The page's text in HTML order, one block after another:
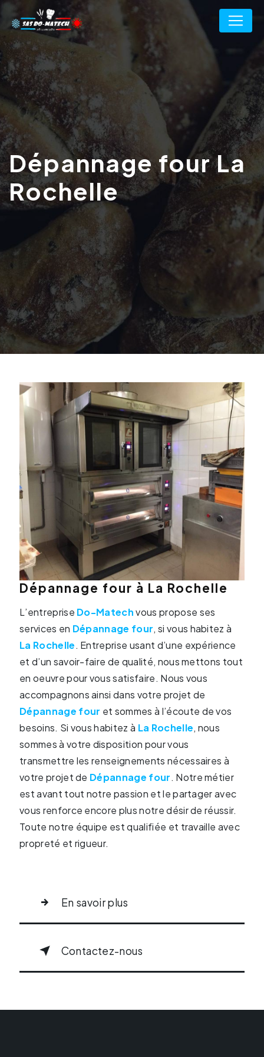
Dépannage four La
Rochelle
Dépannage four à La Rochelle
L’entreprise Do-Matechvous propose ses
services en Dépannage four, si vous habitez à
La Rochelle. Entreprise usant d’une expérience
et d’un savoir-faire de qualité, nous mettons tout
en oeuvre pour vous satisfaire. Nous vous
accompagnons ainsi dans votre projet de
Dépannage four et sommes à l’écoute de vos
besoins. Si vous habitez à La Rochelle, nous
sommes à votre disposition pour vous
transmettre les renseignements nécessaires à
votre projet de Dépannage four. Notre métier
est avant tout notre passion et le partager avec
vous renforce encore plus notre désir de réussir.
Toute notre équipe est qualifiée et travaille avec
propreté et rigueur.
En savoir plus
Contactez-nous
Panneau de gestion des cookies